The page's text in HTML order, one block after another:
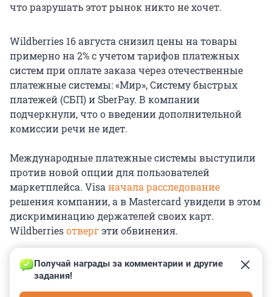
что разрушать этот рынок никто не хочет.
Wildberries 16 августа снизил цены на товары
примерно на 2% с учетом тарифов платежных
систем при оплате заказа через отечественные
платежные системы: «Мир», Систему быстрых
платежей (СБП) и SberPay. В компании
подчеркнули, что о введении дополнительной
комиссии речи не идет.
Международные платежные системы выступили
против новой опции для пользователей
маркетплейса. Visa начала расследование
решения компании, а в Mastercard увидели в этом
дискриминацию держателей своих карт.
Wildberriesотвергэти обвинения.
Получай награды за комментарии и другие
задания!